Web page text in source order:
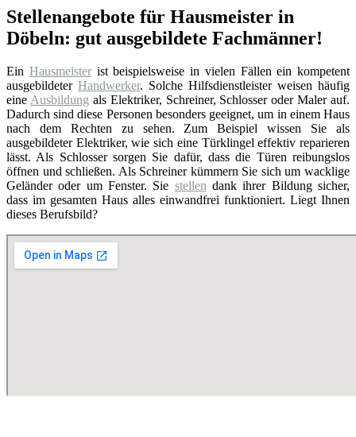
Stellenangebote für Hausmeister in
Döbeln: gut ausgebildete Fachmänner!
Ein Hausmeisterist beispielsweise in vielen Fällen ein kompetent
ausgebildeter Handwerker. Solche Hilfsdienstleister weisen häufig
eine Ausbildungals Elektriker, Schreiner, Schlosser oder Maler auf.
Dadurch sind diese Personen besonders geeignet, um in einem Haus
nach dem Rechten zu sehen. Zum Beispiel wissen Sie als
ausgebildeter Elektriker, wie sich eine Türklingel effektiv reparieren
lässt. Als Schlosser sorgen Sie dafür, dass die Türen reibungslos
öffnen und schließen. Als Schreiner kümmern Sie sich um wacklige
Geländer oder um Fenster. Sie stellendank ihrer Bildung sicher,
dass im gesamten Haus alles einwandfrei funktioniert. Liegt Ihnen
dieses Berufsbild?